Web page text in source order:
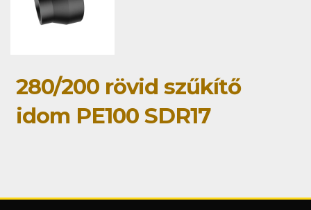
280/200 rövid szűkítő
idom PE100 SDR17